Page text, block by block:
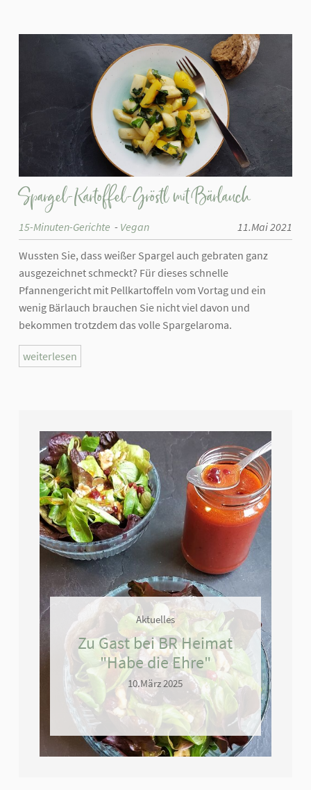
Spargel-Kartoffel-Gröstl mit Bärlauch
15-Minuten-Gerichte Vegan 11.Mai 2021
Wussten Sie, dass weißer Spargel auch gebraten ganz
ausgezeichnet schmeckt? Für dieses schnelle
Pfannengericht mit Pellkartoffeln vom Vortag und ein
wenig Bärlauch brauchen Sie nicht viel davon und
bekommen trotzdem das volle Spargelaroma.
weiterlesen
Aktuelles
Zu Gast bei BR Heimat
"Habe die Ehre"
10.März 2025